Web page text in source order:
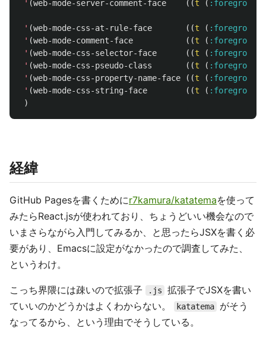
' (web-mode-server-comment-face ((t ( :foreground
' (web-mode-css-at-rule-face ((t ( :foreground
' (web-mode-comment-face ((t ( :foreground
' (web-mode-css-selector-face ((t ( :foreground
' (web-mode-css-pseudo-class ((t ( :foreground
' (web-mode-css-property-name-face ((t ( :foreground
' (web-mode-css-string-face ((t ( :foreground
)
経緯
GitHub Pagesを書くためにr7kamura/katatemaを使って
みたらReact.jsが使われており、ちょうどいい機会なので
いまさらながら入門してみるか、と思ったらJSXを書く必
要があり、Emacsに設定がなかったので調査してみた、
というわけ。
こっち界隈には疎いので拡張子 .js
拡張子でJSXを書い
ていいのかどうかはよくわからない。
katatema
がそう
なってるから、という理由でそうしている。